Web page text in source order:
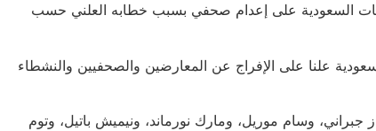
السعودية على إعدام صحفي بسبب خطابه العلني حسب
علنا على الإفراج عن المعارضين والصحفيين والنشطاء
وسام موريل، ومارك نورماند، ونيميش باتيل، وتوم